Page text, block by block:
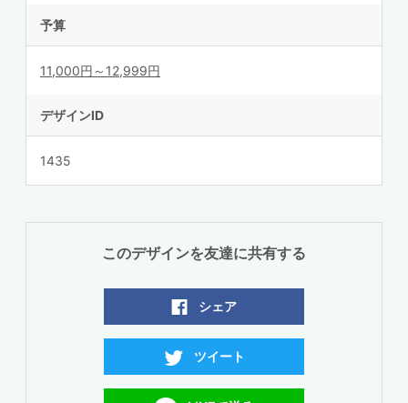
予算
11,000円～12,999円
デザインID
1435
このデザインを友達に共有する
シェア
ツイート